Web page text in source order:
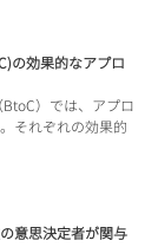
の効果的なアプロ
）では、アプロ
それぞれの効果的
意思決定者が関与